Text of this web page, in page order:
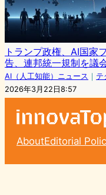
トランプ政権、AI国家
告、連邦統一規制を議
AI（人工知能）ニュース ｜ テ
2026年3月22日8:57
AboutEditorial